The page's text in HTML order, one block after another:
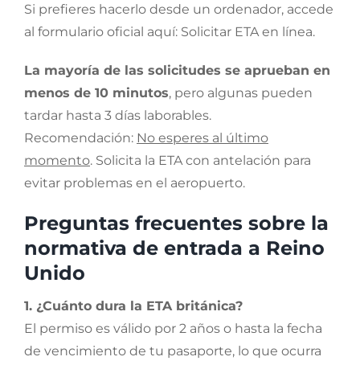
Si prefieres hacerlo desde un ordenador, accede
al formulario oficial aquí: Solicitar ETA en línea.
La mayoría de las solicitudes se aprueban en
menos de 10 minutos, pero algunas pueden
tardar hasta 3 días laborables.
Recomendación: No esperes al último
momento. Solicita la ETA con antelación para
evitar problemas en el aeropuerto.
Preguntas frecuentes sobre la
normativa de entrada a Reino
Unido
1. ¿Cuánto dura la ETA británica?
El permiso es válido por 2 años o hasta la fecha
de vencimiento de tu pasaporte, lo que ocurra